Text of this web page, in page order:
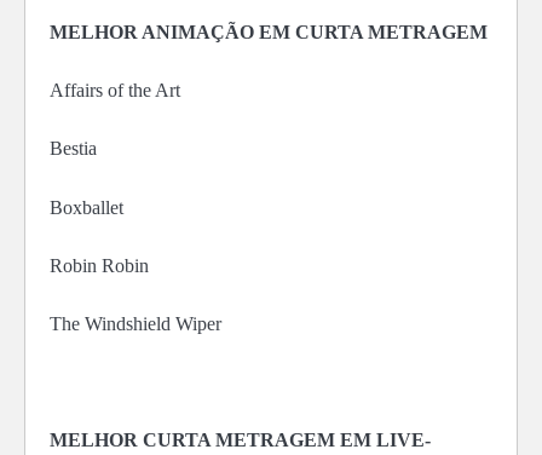
MELHOR ANIMAÇÃO EM CURTA METRAGEM
Affairs of the Art
Bestia
Boxballet
Robin Robin
The Windshield Wiper
MELHOR CURTA METRAGEM EM LIVE-